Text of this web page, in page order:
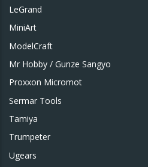
LeGrand
MiniArt
ModelCraft
Mr Hobby / Gunze Sangyo
Proxxon Micromot
Sermar Tools
Tamiya
Trumpeter
Ugears